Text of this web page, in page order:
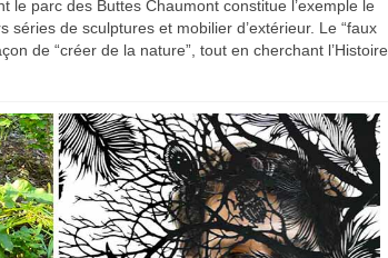
le parc des Buttes Chaumont constitue l’exemple le
de sculptures et mobilier d’extérieur. Le “faux
de “créer de la nature”, tout en cherchant l’Histoire,